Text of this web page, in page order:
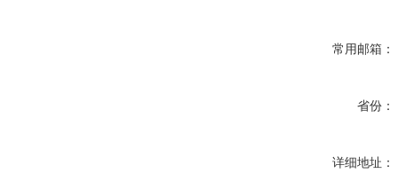
常用邮箱：
省份：
详细地址：